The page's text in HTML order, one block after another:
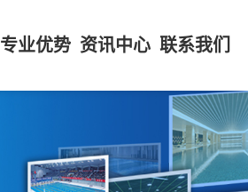
专业优势 资讯中心 联系我们